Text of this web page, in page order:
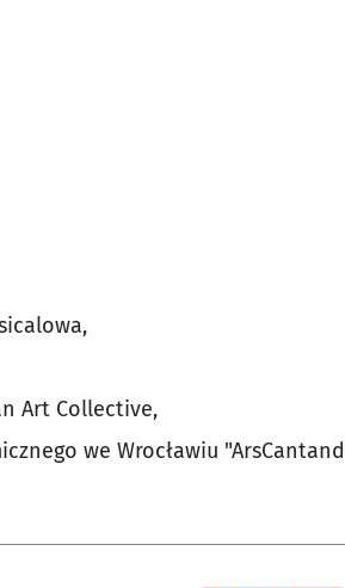
Art Collective,
we Wrocławiu